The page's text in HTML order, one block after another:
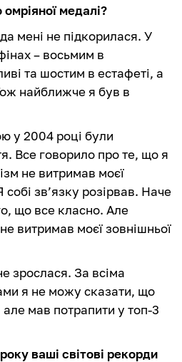
медалі?
мені не підкорилася. У
– восьмим в
та шостим в естафеті, а
найближче я був в
у 2004 році були
Все говорило про те, що я
не витримав моєї
собі зв’язку розірвав. Наче
що все класно. Але
витримав моєї зовнішньої
зрослася. За всіма
я не можу сказати, що
мав потрапити у топ-3
ваші світові рекорди